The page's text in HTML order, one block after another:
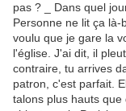
pas ? _ Dans quel
Personne ne lit ça là-
voulu que je gare la
l'église. J'ai dit, il
contraire, tu arrives
patron, c'est parfait.
talons plus hauts